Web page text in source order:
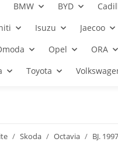
BMW BYD
Isuzu Jaecoo
Opel ORA
Toyota
Skoda Octavia BJ.